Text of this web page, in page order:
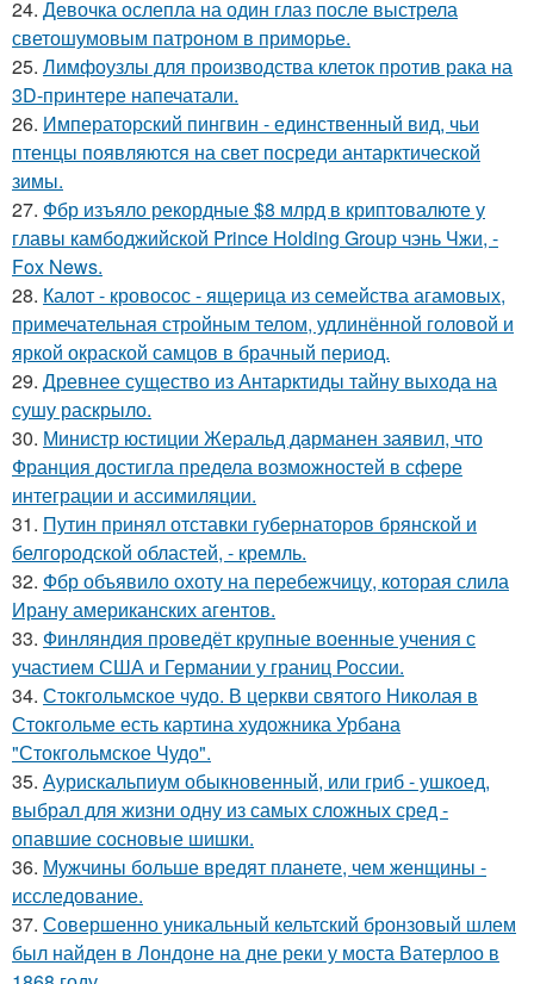
24. Девочка ослепла на один глаз после выстрела
светошумовым патроном в приморье.
25. Лимфоузлы для производства клеток против рака на
3D-принтере напечатали.
26. Императорский пингвин - единственный вид, чьи
птенцы появляются на свет посреди антарктической
зимы.
27. Фбр изъяло рекордные $8 млрд в криптовалюте у
главы камбоджийской Prince Holding Group чэнь Чжи, -
Fox News.
28. Калот - кровосос - ящерица из семейства агамовых,
примечательная стройным телом, удлинённой головой и
яркой окраской самцов в брачный период.
29. Древнее существо из Антарктиды тайну выхода на
сушу раскрыло.
30. Министр юстиции Жеральд дарманен заявил, что
Франция достигла предела возможностей в сфере
интеграции и ассимиляции.
31. Путин принял отставки губернаторов брянской и
белгородской областей, - кремль.
32. Фбр объявило охоту на перебежчицу, которая слила
Ирану американских агентов.
33. Финляндия проведёт крупные военные учения с
участием США и Германии у границ России.
34. Стокгольмское чудо. В церкви святого Николая в
Стокгольме есть картина художника Урбана
"Стокгольмское Чудо".
35. Аурискальпиум обыкновенный, или гриб - ушкоед,
выбрал для жизни одну из самых сложных сред -
опавшие сосновые шишки.
36. Мужчины больше вредят планете, чем женщины -
исследование.
37. Совершенно уникальный кельтский бронзовый шлем
был найден в Лондоне на дне реки у моста Ватерлоо в